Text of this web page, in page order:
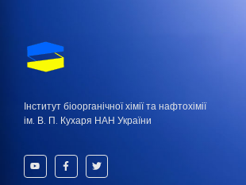
Інститут біоорганічної хімії та нафтохімії
ім. В. П. Кухаря НАН України